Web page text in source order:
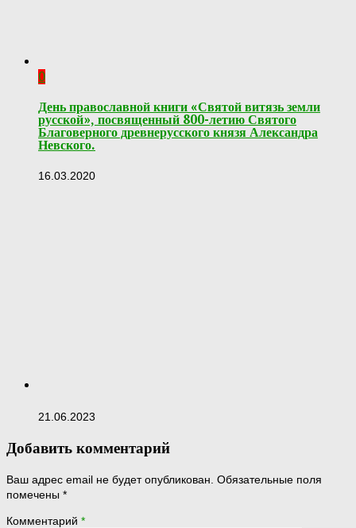
0
День православной книги «Святой витязь земли
русской», посвященный 800-летию Святого
Благоверного древнерусского князя Александра
Невского.
16.03.2020
21.06.2023
Добавить комментарий
Ваш адрес email не будет опубликован. Обязательные поля
помечены *
Комментарий *